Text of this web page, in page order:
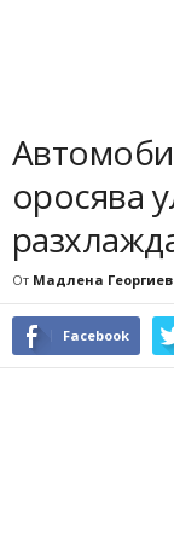
оросява
От Мадлена
Facebook